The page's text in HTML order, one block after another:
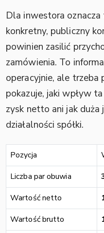
Dla inwestora oznacza
konkretny, publiczny
powinien zasilić
zamówienia. To
operacyjnie, ale trzeba
pokazuje, jaki wpływ
zysk netto ani jak duża
działalności spółki.
Pozycja
Liczba par obuwia
Wartość netto
Wartość brutto